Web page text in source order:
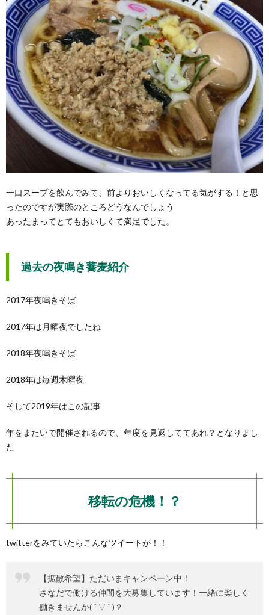
一口スープを飲んでみて、前よりおいしくなってる気がする！と思
ったのですが実際のところどうなんでしょう
あったまってとてもおいしくて満足でした。
過去の夜鳴き蕎麦紹介
2017年夜鳴きそば
2017年は月曜夜でしたね
2018年夜鳴きそば
2018年は毎週木曜夜
そして2019年はこの記事
年をまたいで開催されるので、年度を見返しててあれ？となりまし
た
移転の危機！？
twitterをみていたらこんなツイートが！！
【拡散希望】ただいまキャンペーン中！
さなだで働ける仲間を大募集しています！一緒に楽しく
働きませんか( ´ ▽ ` )？